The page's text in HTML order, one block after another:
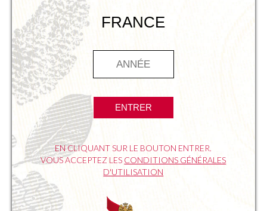
Quel est le nom du fameux poisson japonais
connu pour être mortel s’il n’est pas préparé
Fugu
Loup de mer
FRANCE
ENTRER
EN CLIQUANT SUR LE BOUTON ENTRER.
VOUS ACCEPTEZ LES CONDITIONS GÉNÉRALES
D'UTILISATION